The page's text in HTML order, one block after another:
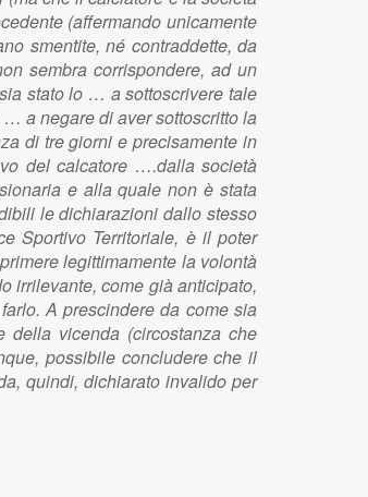
(affermando unicamente
smentite, né contraddette, da
sembra corrispondere, ad un
stato lo … a sottoscrivere tale
a negare di aver sottoscritto la
di tre giorni e precisamente in
del calcatore ….dalla società
e alla quale non è stata
le dichiarazioni dallo stesso
Sportivo Territoriale, è il poter
legittimamente la volontà
irrilevante, come già anticipato,
A prescindere da come sia
della vicenda (circostanza che
possibile concludere che il
quindi, dichiarato invalido per